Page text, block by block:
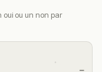
ou un non par